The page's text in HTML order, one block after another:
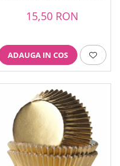
15,50 RON
ADAUGA IN COS